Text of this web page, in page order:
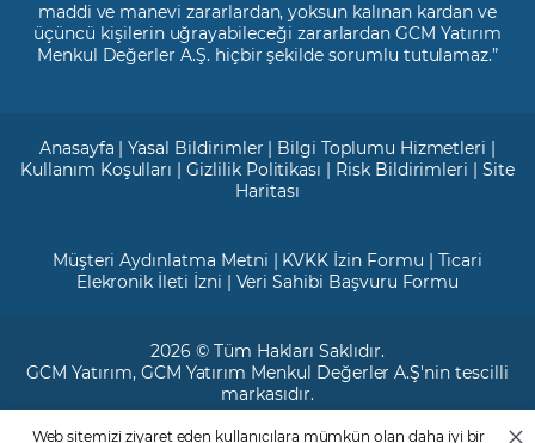
maddi ve manevi zararlardan, yoksun kalınan kardan ve
üçüncü kişilerin uğrayabileceği zararlardan GCM Yatırım
Menkul Değerler A.Ş. hiçbir şekilde sorumlu tutulamaz.”
Anasayfa |Yasal Bildirimler | Bilgi Toplumu Hizmetleri |
Kullanım Koşulları |Gizlilik Politikası | Risk Bildirimleri |Site
Haritası
Müşteri Aydınlatma Metni | KVKK İzin Formu | Ticari
Elekronik İleti İzni | Veri Sahibi Başvuru Formu
2026 © Tüm Hakları Saklıdır.
GCM Yatırım, GCM Yatırım Menkul Değerler A.Ş'nin tescilli
markasıdır.
Web sitemizi ziyaret eden kullanıcılara mümkün olan daha iyi bir